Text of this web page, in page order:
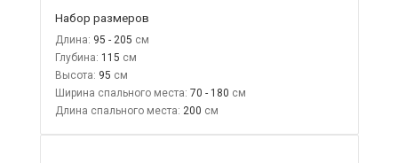
Набор размеров
Длина: 95 - 205
Глубина: 115
Высота: 95
Ширина спального места: 70 - 180
Длина спального места: 200